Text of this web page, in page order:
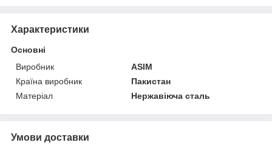
Характеристики
Основні
Виробник
ASIM
Країна виробник
Пакистан
Матеріал
Нержавіюча сталь
Умови доставки